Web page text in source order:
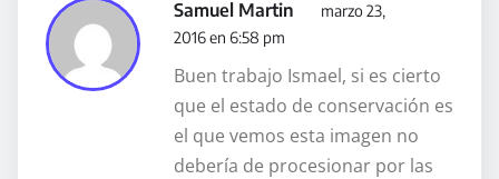
Samuel Martin
marzo 23,
2016 en 6:58 pm
Buen trabajo Ismael, si es cierto
que el estado de conservación es
el que vemos esta imagen no
debería de procesionar por las